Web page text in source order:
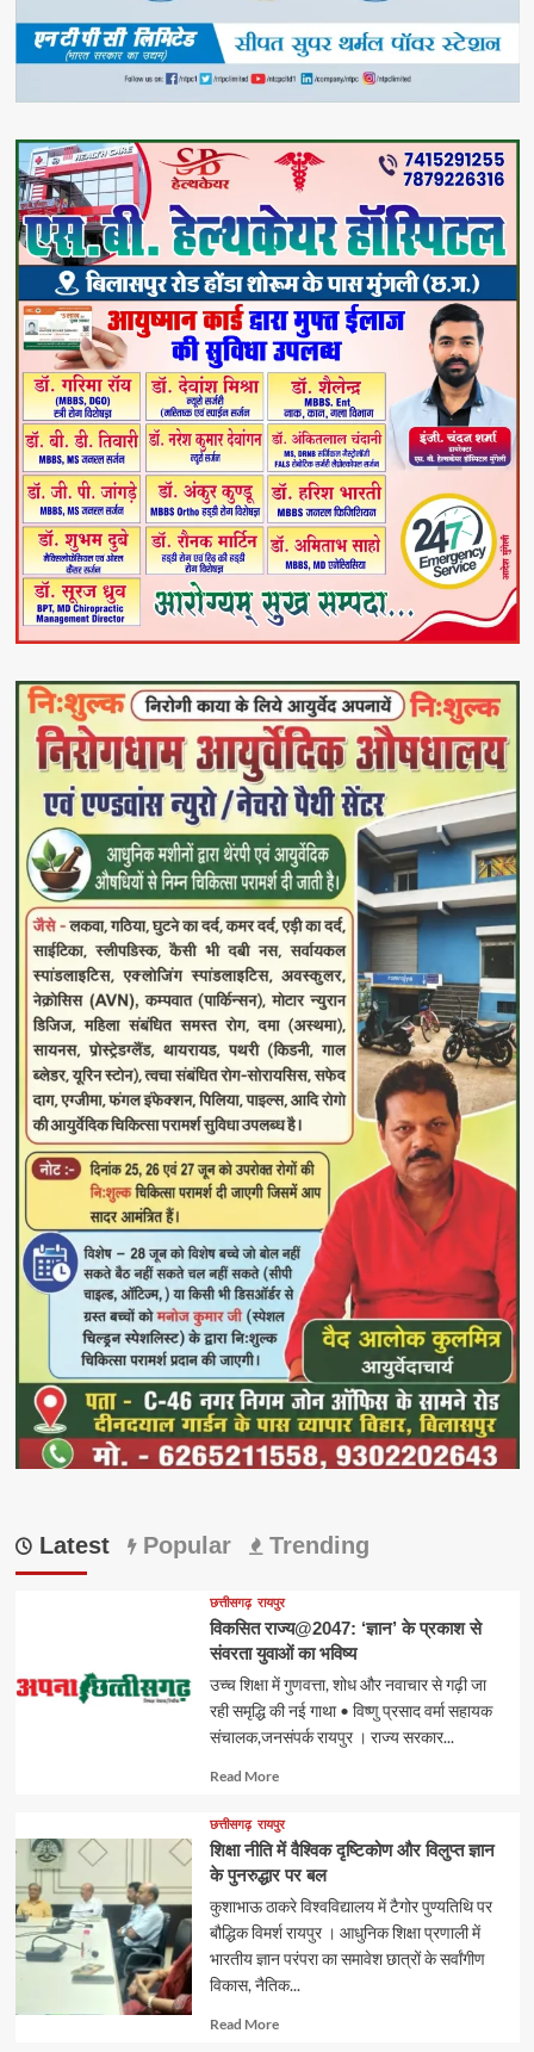
Latest Popular Trending
छत्तीसगढ़ रायपुर
विकसित राज्य@2047: ‘ज्ञान’ के प्रकाश से
संवरता युवाओं का भविष्य
उच्च शिक्षा में गुणवत्ता, शोध और नवाचार से गढ़ी जा
रही समृद्धि की नई गाथा • विष्णु प्रसाद वर्मा सहायक
संचालक,जनसंपर्क रायपुर । राज्य सरकार...
Read MoreRead
about
छत्तीसगढ़ रायपुर
शिक्षा नीति में वैश्विक दृष्टिकोण और विलुप्त ज्ञान
के पुनरुद्धार पर बल
कुशाभाऊ ठाकरे विश्वविद्यालय में टैगोर पुण्यतिथि पर
बौद्धिक विमर्श रायपुर । आधुनिक शिक्षा प्रणाली में
भारतीय ज्ञान परंपरा का समावेश छात्रों के सर्वांगीण
विकास, नैतिक...
Read MoreRead